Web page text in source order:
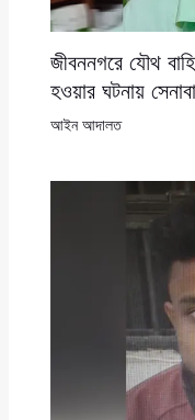
জীবননগরে যৌথ
হওয়ার ঘটনায়
আইন আদালত